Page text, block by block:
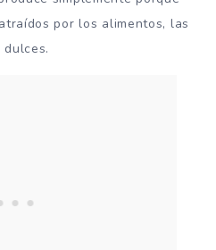
por los alimentos, las